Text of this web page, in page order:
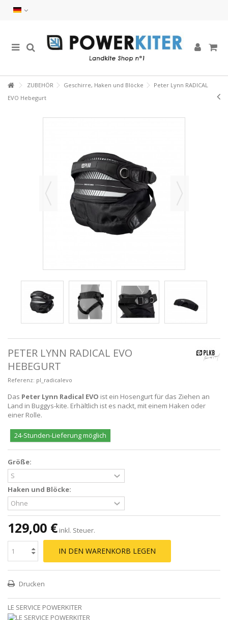
ZUBEHÖR Geschirre, Haken und Blöcke
Peter Lynn RADICAL
EVO Hebegurt
PETER LYNN RADICAL EVO
HEBEGURT
Referenz: pl_radicalevo
Das Peter Lynn Radical EVO ist ein Hosengurt für das Ziehen an
Land in Buggys-kite. Erhältlich ist es nackt, mit einem Haken oder
einer Rolle.
24-Stunden-Lieferung möglich
Größe:
Haken und Blöcke:
129,00 € inkl. Steuer.
IN DEN WARENKORB LEGEN
Drucken
LE SERVICE POWERKITER